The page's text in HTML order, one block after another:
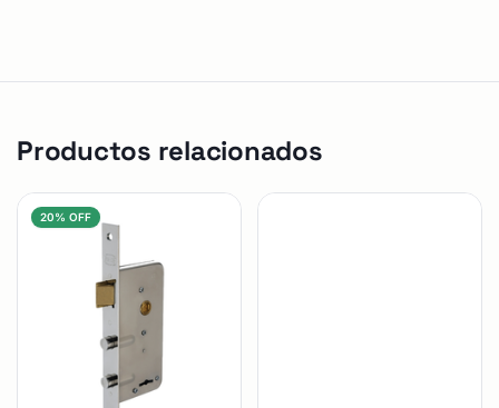
Productos relacionados
20% OFF